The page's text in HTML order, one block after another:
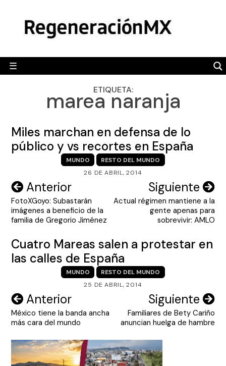
content
☰
POLÍTICA
CAMALEÓN
OPINIÓN
ENGLISH SECTION
VIDEOS
ETIQUETA:
marea naranja
Miles marchan en defensa de lo
público y vs recortes en España
MUNDO
RESTO DEL MUNDO
26 DE ABRIL, 2014
Navegación
de
entradas
Anterior
FotoXGoyo: Subastarán
imágenes a beneficio de la
familia de Gregorio Jiménez
Siguiente
Actual régimen mantiene a la
gente apenas para
sobrevivir: AMLO
Cuatro Mareas salen a protestar en
las calles de España
MUNDO
RESTO DEL MUNDO
25 DE ABRIL, 2014
Navegación
de
Anterior
México tiene la banda ancha
más cara del mundo
Siguiente
Familiares de Bety Cariño
anuncian huelga de hambre